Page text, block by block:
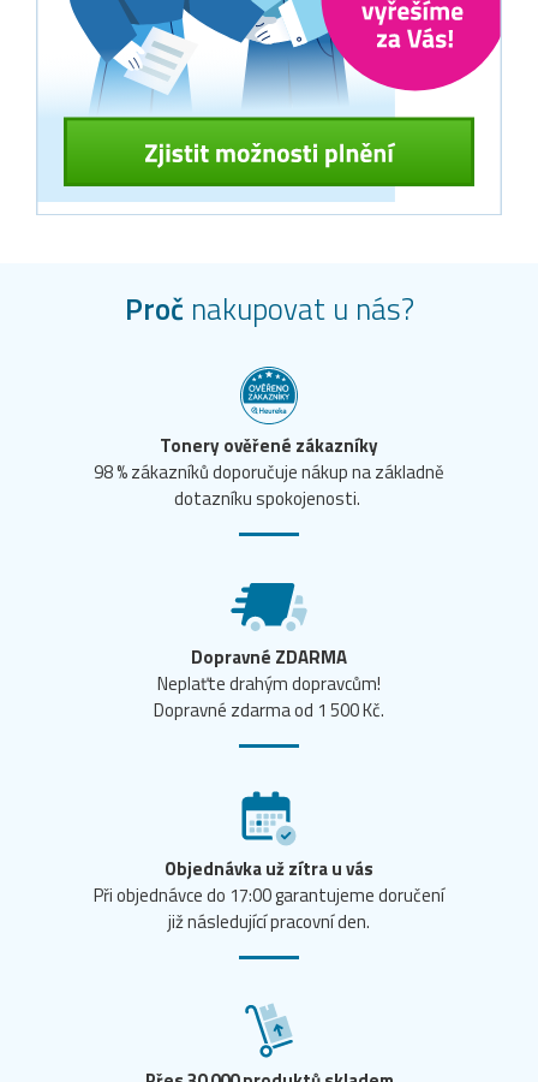
Proč nakupovat u nás?
Tonery ověřené zákazníky
98 % zákazníků doporučuje nákup na základně
dotazníku spokojenosti.
Dopravné ZDARMA
Neplaťte drahým dopravcům!
Dopravné zdarma od 1 500 Kč.
Objednávka už zítra u vás
Při objednávce do 17:00 garantujeme doručení
již následující pracovní den.